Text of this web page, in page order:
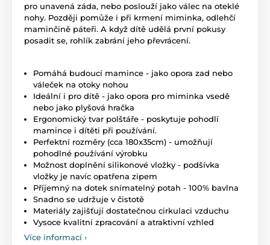
pro unavená záda, nebo poslouží jako válec na oteklé
nohy. Později pomůže i při krmení miminka, odlehčí
maminčině páteři. A když dítě udělá první pokusy
posadit se, rohlík zabrání jeho převrácení.
Pomáhá budoucí mamince - jako opora zad nebo
váleček na otoky nohou
Ideální i pro dítě - jako opora pro miminka vsedě
nebo jako plyšová hračka
Ergonomický tvar polštáře - poskytuje pohodlí
mamince i dítěti při používání.
Perfektní rozměry (cca 180x35cm) - umožňují
pohodlné používání výrobku
Možnost doplnění silikonové vložky - podšívka
vložky je navíc opatřena zipem
Příjemný na dotek snímatelný potah - 100% bavlna
Snadno se udržuje v čistotě
Materiály zajišťují dostatečnou cirkulaci vzduchu
Vysoce kvalitní zpracování a atraktivní vzhled
Více informací ›